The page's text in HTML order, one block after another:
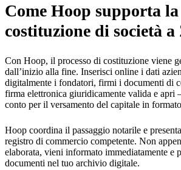
Come Hoop supporta la
costituzione di società
Con Hoop, il processo di costituzione viene
dall’inizio alla fine. Inserisci online i dati
digitalmente i fondatori, firmi i documenti di
firma elettronica giuridicamente valida e apri
conto per il versamento del capitale in
Hoop coordina il passaggio notarile e
registro di commercio competente. Non
elaborata, vieni informato immediatamente e
documenti nel tuo archivio digitale.